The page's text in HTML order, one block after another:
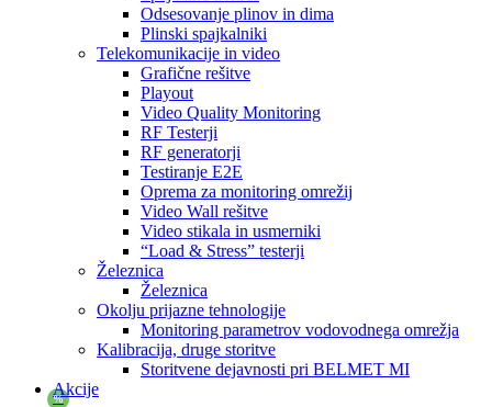
Odsesovanje plinov in dima
Plinski spajkalniki
Telekomunikacije in video
Grafične rešitve
Playout
Video Quality Monitoring
RF Testerji
RF generatorji
Testiranje E2E
Oprema za monitoring omrežij
Video Wall rešitve
Video stikala in usmerniki
“Load & Stress” testerji
Železnica
Železnica
Okolju prijazne tehnologije
Monitoring parametrov vodovodnega omrežja
Kalibracija, druge storitve
Storitvene dejavnosti pri BELMET MI
Akcije
%